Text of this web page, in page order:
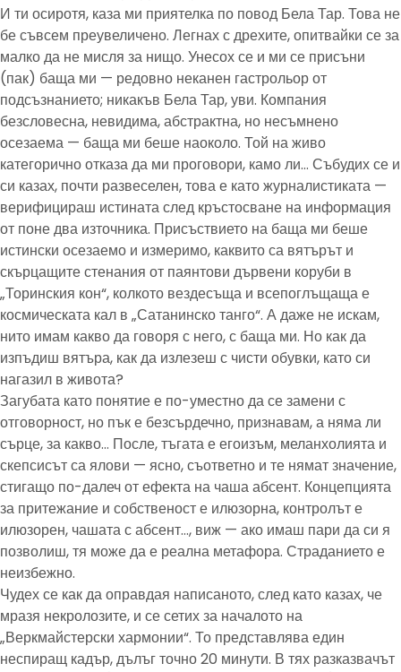
И ти осиротя, каза ми приятелка по повод Бела Тар. Това не
бе съвсем преувеличено. Легнах с дрехите, опитвайки се за
малко да не мисля за нищо. Унесох се и ми се присъни
(пак) баща ми — редовно неканен гастрольор от
подсъзнанието; никакъв Бела Тар, уви. Компания
безсловесна, невидима, абстрактна, но несъмнено
осезаема — баща ми беше наоколо. Той на живо
категорично отказа да ми проговори, камо ли… Събудих се и
си казах, почти развеселен, това е като журналистиката —
верифицираш истината след кръстосване на информация
от поне два източника. Присъствието на баща ми беше
истински осезаемо и измеримо, каквито са вятърът и
скърцащите стенания от паянтови дървени коруби в
„Торинския кон“, колкото вездесъща и всепоглъщаща е
космическата кал в „Сатанинско танго“. А даже не искам,
нито имам какво да говоря с него, с баща ми. Но как да
изпъдиш вятъра, как да излезеш с чисти обувки, като си
нагазил в живота?
Загубата като понятие е по-уместно да се замени с
отговорност, но пък е безсърдечно, признавам, а няма ли
сърце, за какво… После, тъгата е егоизъм, меланхолията и
скепсисът са ялови — ясно, съответно и те нямат значение,
стигащо по-далеч от ефекта на чаша абсент. Концепцията
за притежание и собственост е илюзорна, контролът е
илюзорен, чашата с абсент…, виж — ако имаш пари да си я
позволиш, тя може да е реална метафора. Страданието е
неизбежно.
Чудех се как да оправдая написаното, след като казах, че
мразя некролозите, и се сетих за началото на
„Веркмайстерски хармонии“. То представлява един
неспиращ кадър, дълъг точно 20 минути. В тях разказвачът